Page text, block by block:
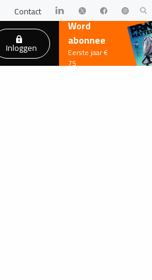
Contact
Inloggen
Word
abonnee
Eerste jaar €
75